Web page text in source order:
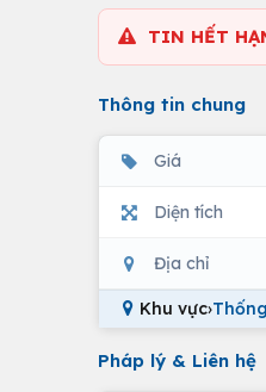
TIN HẾT
Thông tin chung
Giá
Diện tích
Địa chỉ
Khu vực›
Pháp lý & Liên hệ